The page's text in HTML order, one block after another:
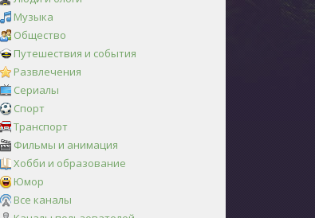
Музыка
Общество
Путешествия и события
Развлечения
Сериалы
Спорт
Транспорт
Фильмы и анимация
Хобби и образование
Юмор
Все каналы